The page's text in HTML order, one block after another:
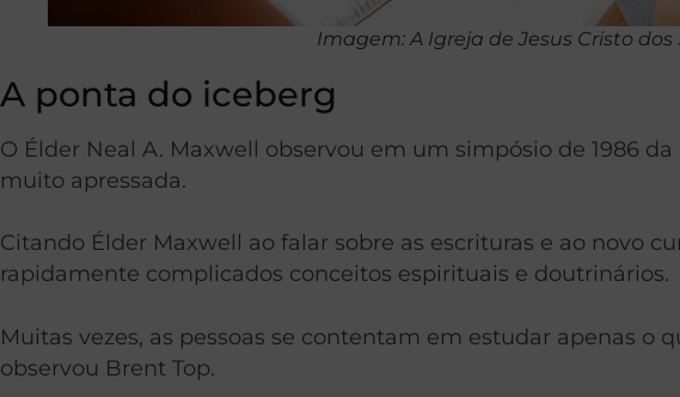
Imagem: A Igreja de Jesus Cristo
A ponta do iceberg
O Élder Neal A. Maxwell observou em um simpósio de 1986
muito apressada.
Citando Élder Maxwell ao falar sobre as escrituras e ao novo
rapidamente complicados conceitos espirituais e doutrinários.
Muitas vezes, as pessoas se contentam em estudar apenas
observou Brent Top.